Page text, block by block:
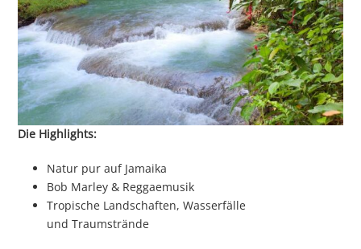
Die Highlights:
Natur pur auf Jamaika
Bob Marley & Reggaemusik
Tropische Landschaften, Wasserfälle
und Traumstrände